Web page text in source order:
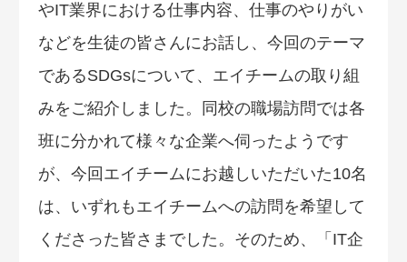
やIT業界における仕事内容、仕事のやりがい
などを生徒の皆さんにお話し、今回のテーマ
であるSDGsについて、エイチームの取り組
みをご紹介しました。同校の職場訪問では各
班に分かれて様々な企業へ伺ったようです
が、今回エイチームにお越しいただいた10名
は、いずれもエイチームへの訪問を希望して
くださった皆さまでした。そのため、「IT企